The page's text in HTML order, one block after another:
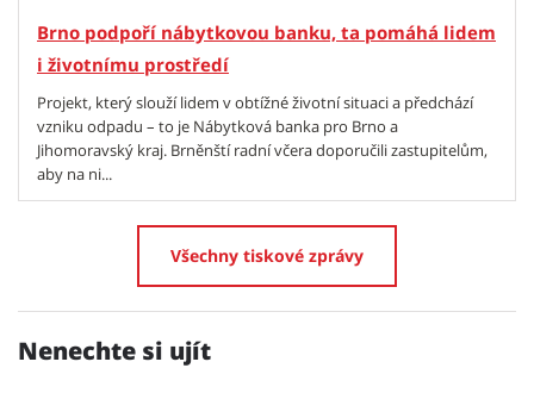
Brno podpoří nábytkovou banku, ta pomáhá lidem
i životnímu prostředí
Projekt, který slouží lidem v obtížné životní situaci a předchází
vzniku odpadu – to je Nábytková banka pro Brno a
Jihomoravský kraj. Brněnští radní včera doporučili zastupitelům,
aby na ni...
Všechny tiskové zprávy
Nenechte si ujít